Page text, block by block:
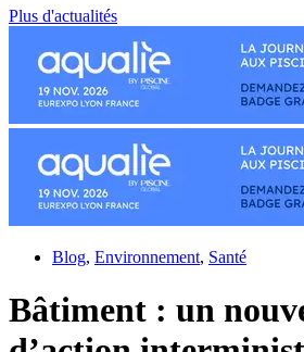
Plus d'actualités
Blog, Environnement, Santé
Bâtiment : un